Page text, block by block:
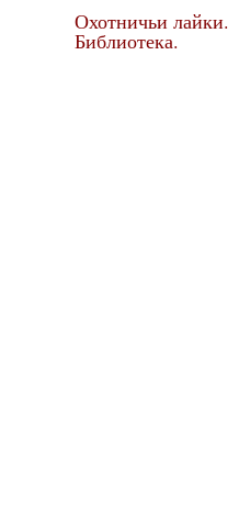
Охотничьи лайки.
Библиотека.